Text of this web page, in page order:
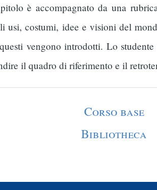
è accompagnato da una
usi, costumi, idee e visioni del
vengono introdotti. Lo
il quadro di riferimento e il
Corso base
Bibliotheca